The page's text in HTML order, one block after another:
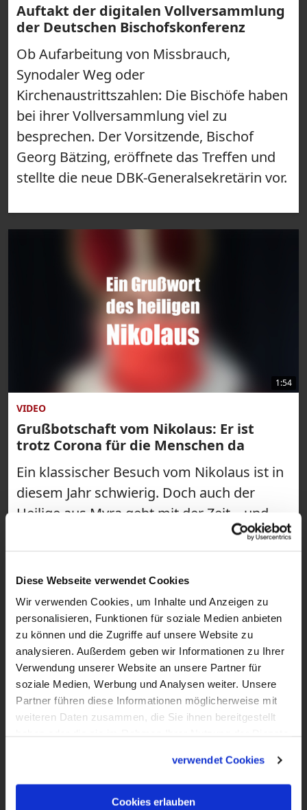
Diese Webseite verwendet Cookies
Wir verwenden Cookies, um Inhalte und Anzeigen zu
personalisieren, Funktionen für soziale Medien anbieten
zu können und die Zugriffe auf unsere Website zu
analysieren. Außerdem geben wir Informationen zu Ihrer
Verwendung unserer Website an unsere Partner für
soziale Medien, Werbung und Analysen weiter. Unsere
Partner führen diese Informationen möglicherweise mit
weiteren Daten zusammen, die Sie ihnen bereitgestellt
verwendet Cookies
Cookies erlauben
Auftakt der digitalen Vollversammlung
der Deutschen Bischofskonferenz
Ob Aufarbeitung von Missbrauch,
Synodaler Weg oder
Kirchenaustrittszahlen: Die Bischöfe haben
bei ihrer Vollversammlung viel zu
besprechen. Der Vorsitzende, Bischof
Georg Bätzing, eröffnete das Treffen und
stellte die neue DBK-Generalsekretärin vor.
1:54
VIDEO
Grußbotschaft vom Nikolaus: Er ist
trotz Corona für die Menschen da
Ein klassischer Besuch vom Nikolaus ist in
diesem Jahr schwierig. Doch auch der
Heilige aus Myra geht mit der Zeit – und
meldet sich per Video-Botschaft über
auch, warum er ein tolles Beispiel für
kontaktloses Helfen ist.